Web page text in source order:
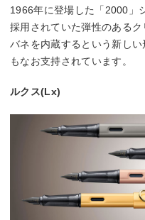
1966年に登場した「2000」
採用されていた弾性のある
バネを内蔵するという新し
もなお支持されています。
ルクス(Lx)